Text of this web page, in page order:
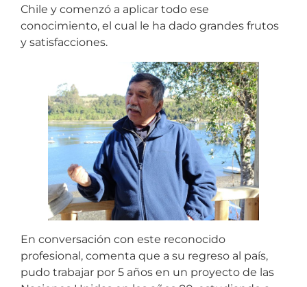
Chile y comenzó a aplicar todo ese
conocimiento, el cual le ha dado grandes frutos
y satisfacciones.
En conversación con este reconocido
profesional, comenta que a su regreso al país,
pudo trabajar por 5 años en un proyecto de las